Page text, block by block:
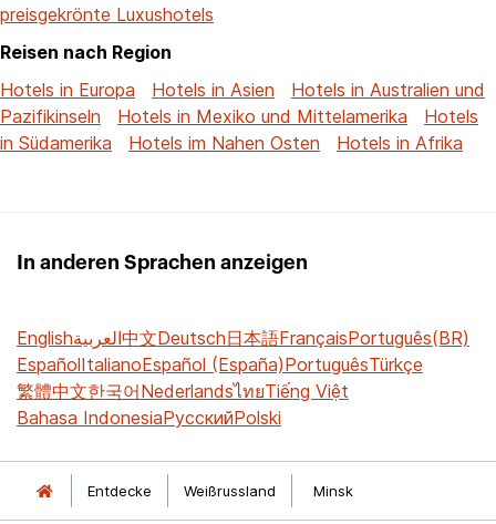
preisgekrönte Luxushotels
Reisen nach Region
Hotels in Europa
Hotels in Asien
Hotels in Australien und
Pazifikinseln
Hotels in Mexiko und Mittelamerika
Hotels
in Südamerika
Hotels im Nahen Osten Hotels in Afrika
In anderen Sprachen anzeigen
Englishالعربية中文Deutsch日本語FrançaisPortuguês(BR)
EspañolItalianoEspañol (España)PortuguêsTürkçe
繁體中文한국어NederlandsไทยTiếng Việt
Bahasa IndonesiaРусскийPolski
Entdecke Weißrussland Minsk